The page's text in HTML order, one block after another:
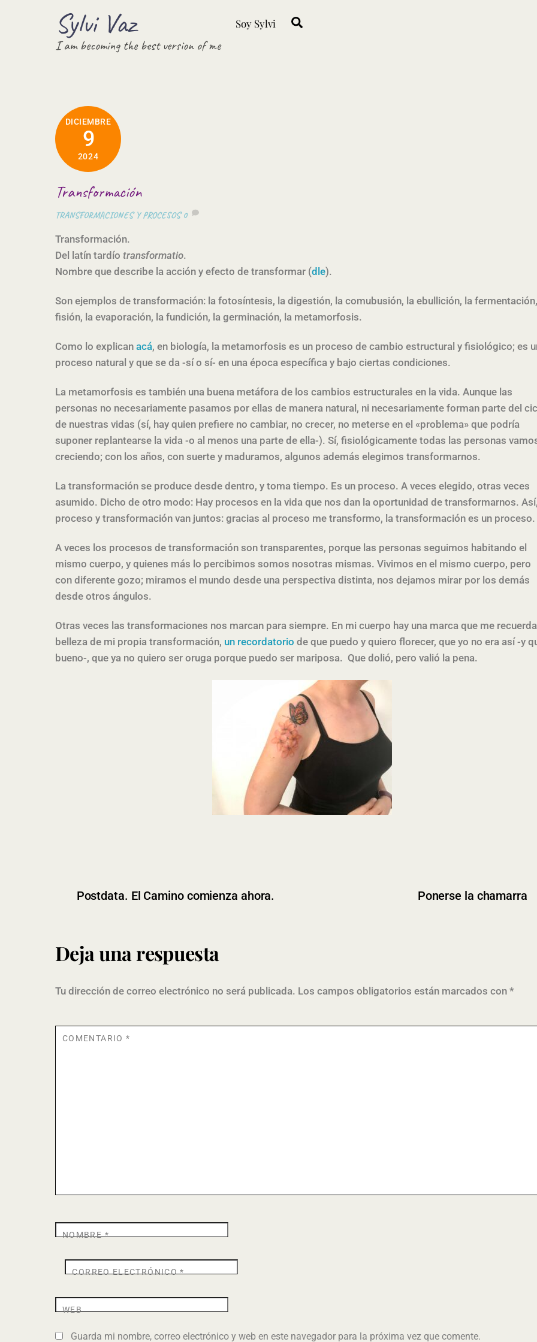
Sylvi Vaz
I am becoming the best version of me
Soy Sylvi
DICIEMBRE
9
2024
Transformación
TRANSFORMACIONES Y PROCESOS 0
Transformación.
Del latín tardío transformatio.
Nombre que describe la acción y efecto de transformar (dle).
Son ejemplos de transformación: la fotosíntesis, la digestión, la comubusión, la ebullición, la
fisión, la evaporación, la fundición, la germinación, la metamorfosis.
Como lo explican acá, en biología, la metamorfosis es un proceso de cambio estructural y fisiológico; es
proceso natural y que se da -sí o sí- en una época específica y bajo ciertas condiciones.
La metamorfosis es también una buena metáfora de los cambios estructurales en la vida. Aunque las
personas no necesariamente pasamos por ellas de manera natural, ni necesariamente forman parte del
de nuestras vidas (sí, hay quien prefiere no cambiar, no crecer, no meterse en el «problema» que podría
suponer replantearse la vida -o al menos una parte de ella-). Sí, fisiológicamente todas las personas
creciendo; con los años, con suerte y maduramos, algunos además elegimos transformarnos.
La transformación se produce desde dentro, y toma tiempo. Es un proceso. A veces elegido, otras veces
asumido. Dicho de otro modo: Hay procesos en la vida que nos dan la oportunidad de transformarnos. Así,
proceso y transformación van juntos: gracias al proceso me transformo, la transformación es un proceso.
A veces los procesos de transformación son transparentes, porque las personas seguimos habitando el
mismo cuerpo, y quienes más lo percibimos somos nosotras mismas. Vivimos en el mismo cuerpo, pero
con diferente gozo; miramos el mundo desde una perspectiva distinta, nos dejamos mirar por los demás
desde otros ángulos.
Otras veces las transformaciones nos marcan para siempre. En mi cuerpo hay una marca que me
belleza de mi propia transformación, un recordatorio de que puedo y quiero florecer, que yo no era así -y
bueno-, que ya no quiero ser oruga porque puedo ser mariposa. Que dolió, pero valió la pena.
Postdata. El Camino comienza ahora. Ponerse la chamarra
Deja una respuesta
Tu dirección de correo electrónico no será publicada. Los campos obligatorios están marcados con *
COMENTARIO *
NOMBRE*
CORREO ELECTRÓNICO*
WEB
Guarda mi nombre, correo electrónico y web en este navegador para la próxima vez que comente.